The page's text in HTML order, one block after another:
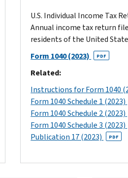
U.S. Individual Income Tax
Annual income tax return
residents of the United
Form 1040 (2023)
PDF
Related:
Instructions for Form 1040
Form 1040 Schedule 1 (2023)
Form 1040 Schedule 2 (2023)
Form 1040 Schedule 3 (2023)
Publication 17 (2023) PDF